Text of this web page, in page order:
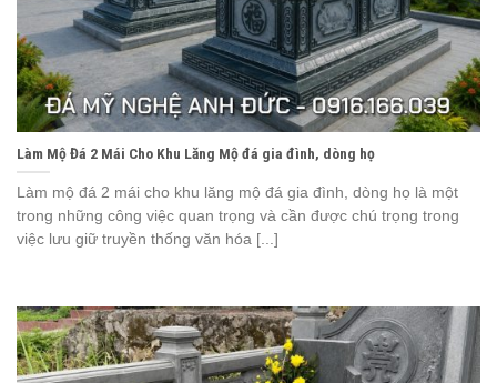
Làm Mộ Đá 2 Mái Cho Khu Lăng Mộ đá gia đình, dòng họ
Làm mộ đá 2 mái cho khu lăng mộ đá gia đình, dòng họ là một
trong những công việc quan trọng và cần được chú trọng trong
việc lưu giữ truyền thống văn hóa [...]